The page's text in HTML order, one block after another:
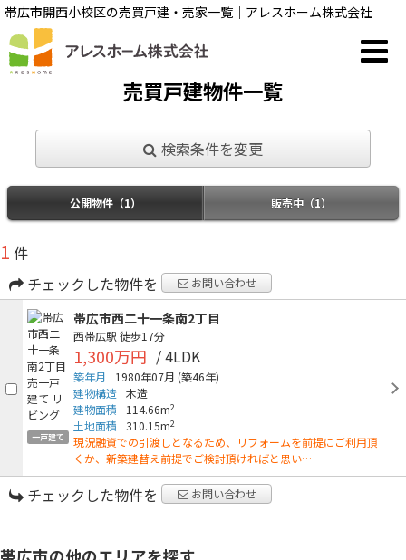
帯広市開西小校区の売買戸建・売家一覧｜アレスホーム株式会社
売買戸建物件一覧
検索条件を変更
公開物件（1） 販売中（1）
1 件
チェックした物件を
お問い合わせ
一戸建て
帯広市西二十一条南2丁目
西帯広駅 徒歩17分
1,300万円 / 4LDK
築年月 1980年07月 (築46年)
建物構造 木造
建物面積
114.66m2
土地面積 310.15m2
現況融資での引渡しとなるため、リフォームを前提にご利用頂
くか、新築建替え前提でご検討頂ければと思い…
チェックした物件を お問い合わせ